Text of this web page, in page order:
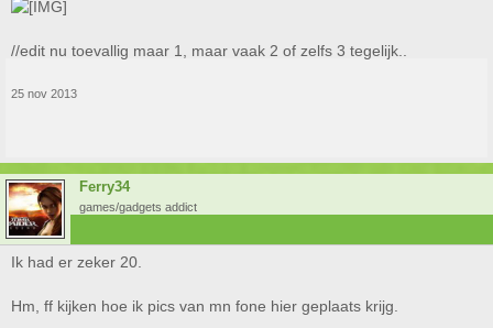
//edit nu toevallig maar 1, maar vaak 2 of zelfs 3 tegelijk..
25 nov 2013
Ferry34
games/gadgets addict
Ik had er zeker 20.
Hm, ff kijken hoe ik pics van mn fone hier geplaats krijg.